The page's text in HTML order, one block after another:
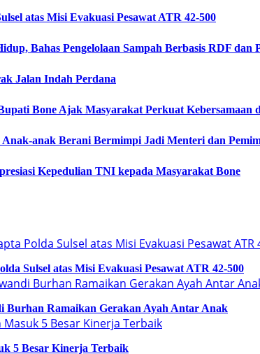
atas Misi Evakuasi Pesawat ATR 42-500
Bahas Pengelolaan Sampah Berbasis RDF dan
Jalan Indah Perdana
Bone Ajak Masyarakat Perkuat Kebersamaan
anak Berani Bermimpi Jadi Menteri dan
Kepedulian TNI kepada Masyarakat Bone
Sulsel atas Misi Evakuasi Pesawat ATR 42-500
Burhan Ramaikan Gerakan Ayah Antar Anak
5 Besar Kinerja Terbaik